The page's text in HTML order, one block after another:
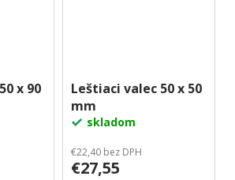
x 90
Leštiaci valec 50 x 50
mm
skladom
€22,40 bez DPH
€27,55